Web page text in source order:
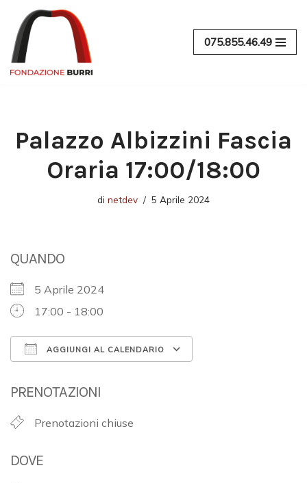
Vai
al
contenuto
075.855.46.49
Palazzo Albizzini Fascia
Oraria 17:00/18:00
di netdev 5 Aprile 2024
QUANDO
5 Aprile 2024
17:00 - 18:00
AGGIUNGI AL CALENDARIO
PRENOTAZIONI
Prenotazioni chiuse
DOVE